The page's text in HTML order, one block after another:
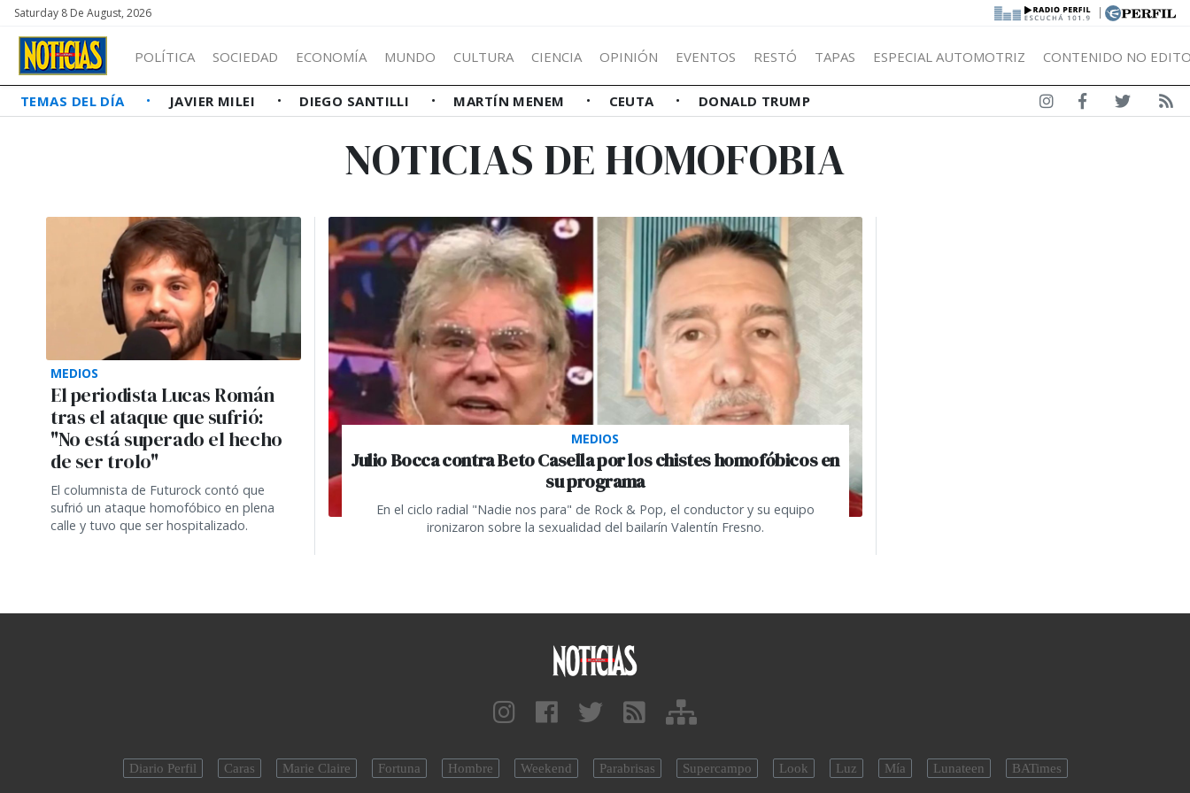
Saturday 8 De August, 2026 |
POLÍTICA SOCIEDAD ECONOMÍA MUNDO CULTURA CIENCIA OPINIÓN EVENTOS RESTÓ TAPAS ESPECIAL AUTOMOTRIZ CONTENIDO NO
TEMAS DEL DÍA JAVIER MILEI DIEGO SANTILLI MARTÍN MENEM CEUTA DONALD TRUMP
NOTICIAS DE HOMOFOBIA
MEDIOS
El periodista Lucas Román
tras el ataque que sufrió:
"No está superado el hecho
de ser trolo"
El columnista de Futurock contó que
sufrió un ataque homofóbico en plena
calle y tuvo que ser hospitalizado.
MEDIOS
Julio Bocca contra Beto Casella por los chistes homofóbicos en
su programa
En el ciclo radial "Nadie nos para" de Rock & Pop, el conductor y su equipo
ironizaron sobre la sexualidad del bailarín Valentín Fresno.
Diario Perfil Caras Marie Claire Fortuna Hombre Weekend Parabrisas Supercampo Look Luz Mía Lunateen BATimes